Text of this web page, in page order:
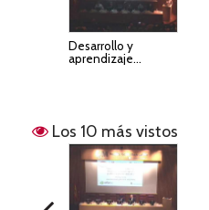
Desarrollo y
aprendizaje...
Los 10 más vistos